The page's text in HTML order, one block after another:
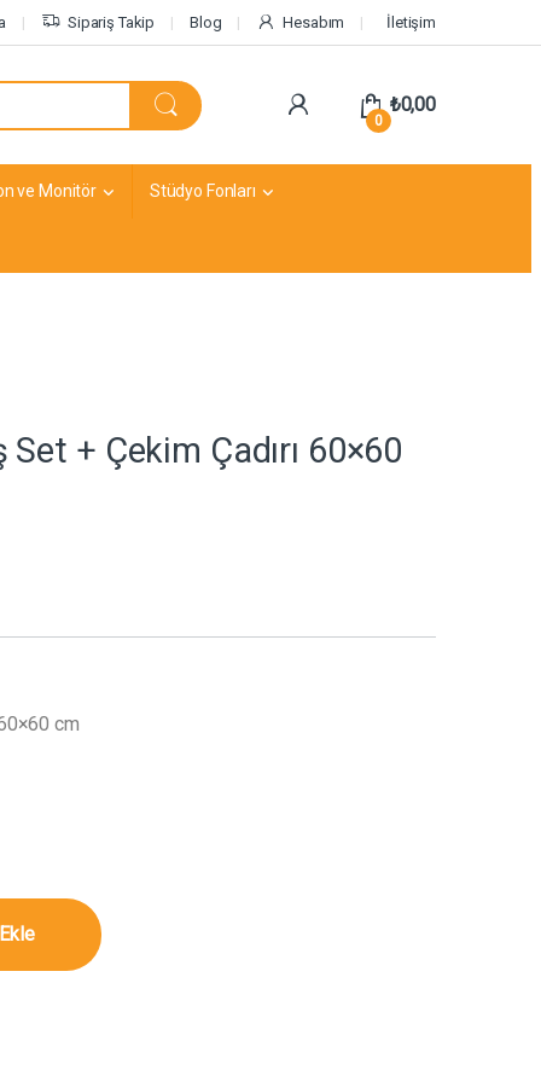
Sipariş Takip Blog Hesabım İletişim
0
₺0,00
ve Monitör Stüdyo Fonları
+ Çekim Çadırı 60×60
cm
cm miktar